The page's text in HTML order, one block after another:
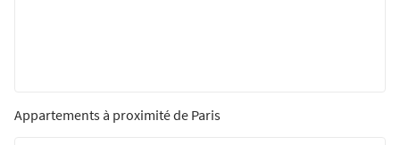
Appartements à proximité de Paris